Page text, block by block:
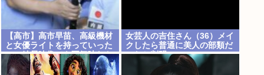
【高市】高市早苗、高級機材
と女優ライトを持っていった
のに結局映像でも不気味なト
カゲ顔になってしまう
女芸人の吉住さん（36）メイ
クしたら普通に美人の部類だ
ったと判明www